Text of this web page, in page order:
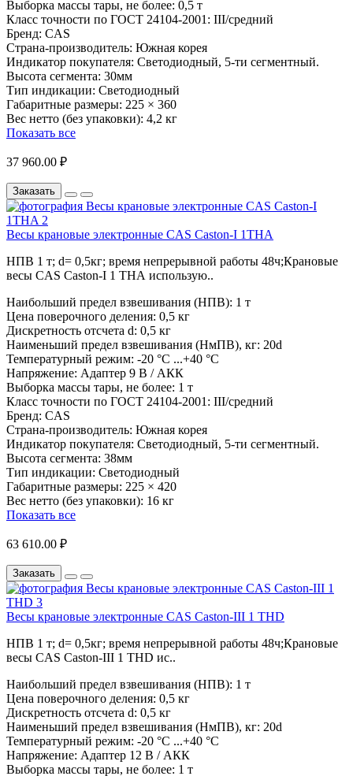
Выборка массы тары, не более: 0,5 т
Класс точности по ГОСТ 24104-2001: III/средний
Бренд: CAS
Страна-производитель: Южная корея
Индикатор покупателя: Светодиодный, 5-ти сегментный.
Высота сегмента: 30мм
Тип индикации: Светодиодный
Габаритные размеры: 225 × 360
Вес нетто (без упаковки): 4,2 кг
Показать все
37 960.00 ₽
Заказать
Весы крановые электронные CAS Caston-I 1THA
НПВ 1 т; d= 0,5кг; время непрерывной работы 48ч;Крановые
весы CAS Caston-I 1 THA использую..
Наибольший предел взвешивания (НПВ): 1 т
Цена поверочного деления: 0,5 кг
Дискретность отсчета d: 0,5 кг
Наименьший предел взвешивания (НмПВ), кг: 20d
Температурный режим: -20 °С ...+40 °С
Напряжение: Адаптер 9 В / АКК
Выборка массы тары, не более: 1 т
Класс точности по ГОСТ 24104-2001: III/средний
Бренд: CAS
Страна-производитель: Южная корея
Индикатор покупателя: Светодиодный, 5-ти сегментный.
Высота сегмента: 38мм
Тип индикации: Светодиодный
Габаритные размеры: 225 × 420
Вес нетто (без упаковки): 16 кг
Показать все
63 610.00 ₽
Заказать
Весы крановые электронные CAS Caston-III 1 THD
НПВ 1 т; d= 0,5кг; время непрерывной работы 48ч;Крановые
весы CAS Caston-III 1 THD ис..
Наибольший предел взвешивания (НПВ): 1 т
Цена поверочного деления: 0,5 кг
Дискретность отсчета d: 0,5 кг
Наименьший предел взвешивания (НмПВ), кг: 20d
Температурный режим: -20 °С ...+40 °С
Напряжение: Адаптер 12 В / АКК
Выборка массы тары, не более: 1 т